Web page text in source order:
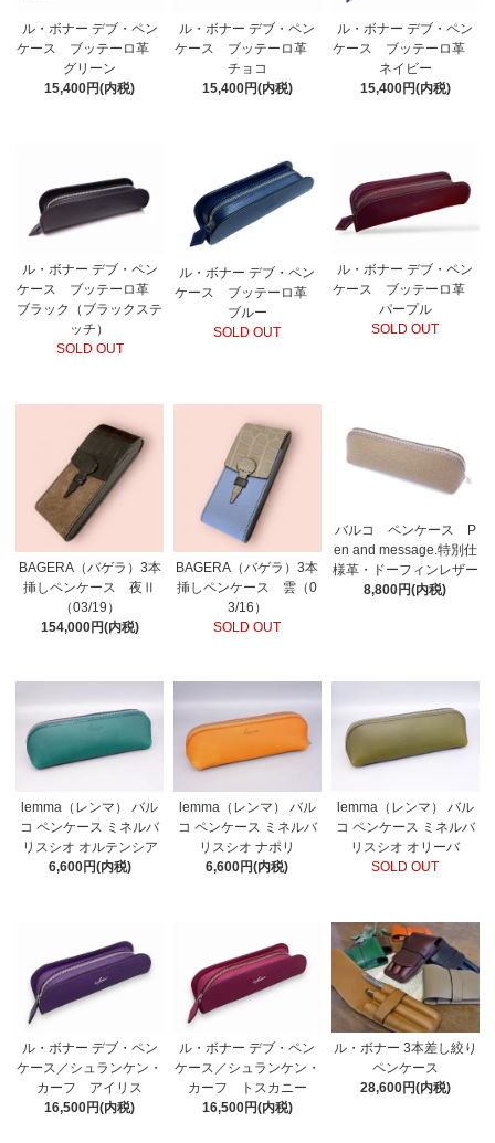
ル・ボナー デブ・ペン
ケース ブッテーロ革
グリーン
15,400円(内税)
ル・ボナー デブ・ペン
ケース ブッテーロ革
チョコ
15,400円(内税)
ル・ボナー デブ・ペン
ケース ブッテーロ革
ネイビー
15,400円(内税)
ル・ボナー デブ・ペン
ケース ブッテーロ革
ブラック（ブラックステ
ッチ）
SOLD OUT
ル・ボナー デブ・ペン
ケース ブッテーロ革
ブルー
SOLD OUT
ル・ボナー デブ・ペン
ケース ブッテーロ革
パープル
SOLD OUT
BAGERA（バゲラ）3本
挿しペンケース 夜Ⅱ
（03/19）
154,000円(内税)
BAGERA（バゲラ）3本
挿しペンケース 雲（0
3/16）
SOLD OUT
バルコ ペンケース P
en and message.特別仕
様革・ドーフィンレザー
8,800円(内税)
lemma（レンマ） バル
コ ペンケース ミネルバ
リスシオ オルテンシア
6,600円(内税)
lemma（レンマ） バル
コ ペンケース ミネルバ
リスシオ ナポリ
6,600円(内税)
lemma（レンマ） バル
コ ペンケース ミネルバ
リスシオ オリーバ
SOLD OUT
ル・ボナー デブ・ペン
ケース／シュランケン・
カーフ アイリス
16,500円(内税)
ル・ボナー デブ・ペン
ケース／シュランケン・
カーフ トスカニー
16,500円(内税)
ル・ボナー 3本差し絞り
ペンケース
28,600円(内税)